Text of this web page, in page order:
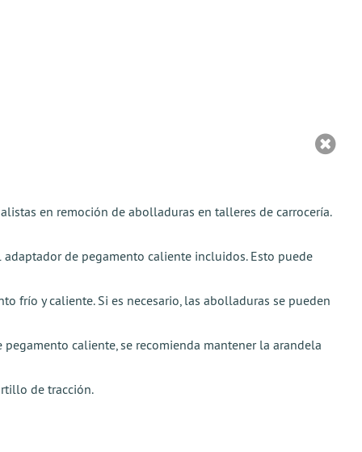
en remoción de abolladuras en talleres de carrocería.
de pegamento caliente incluidos. Esto puede
frío y caliente. Si es necesario, las abolladuras se pueden
caliente, se recomienda mantener la arandela
de tracción.